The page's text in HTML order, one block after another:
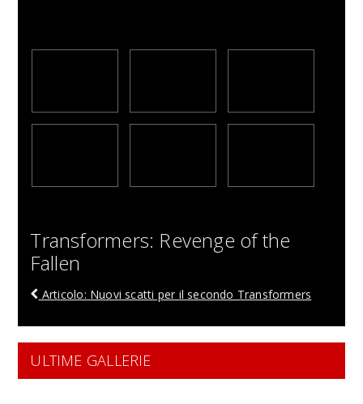
Transformers: Revenge of the
Fallen
Articolo: Nuovi scatti per il secondo Transformers
ULTIME GALLERIE